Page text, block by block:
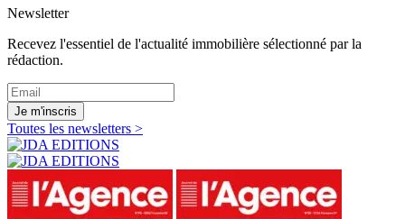
Newsletter
Recevez l'essentiel de l'actualité immobilière sélectionné par la
rédaction.
Je m'inscris
Toutes les newsletters >